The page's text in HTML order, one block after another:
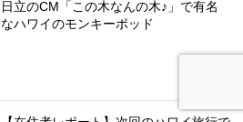
日立のCM「この木なんの木♪」で有名
なハワイのモンキーポッド